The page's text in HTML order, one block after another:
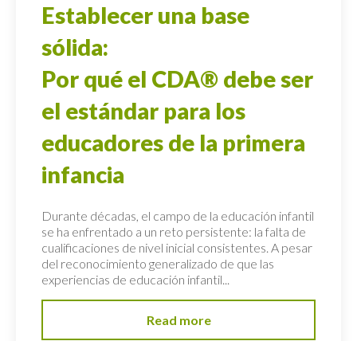
Establecer una base
sólida:
Por qué el CDA® debe ser
el estándar para los
educadores de la primera
infancia
Durante décadas, el campo de la educación infantil
se ha enfrentado a un reto persistente: la falta de
cualificaciones de nivel inicial consistentes. A pesar
del reconocimiento generalizado de que las
experiencias de educación infantil...
Read more